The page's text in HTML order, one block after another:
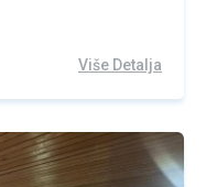
Više Detalja